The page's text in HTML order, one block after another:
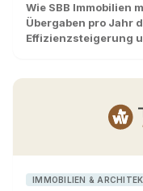
Wie SBB Immobilien
Übergaben pro Jahr
Effizienzsteigerung
IMMOBILIEN &